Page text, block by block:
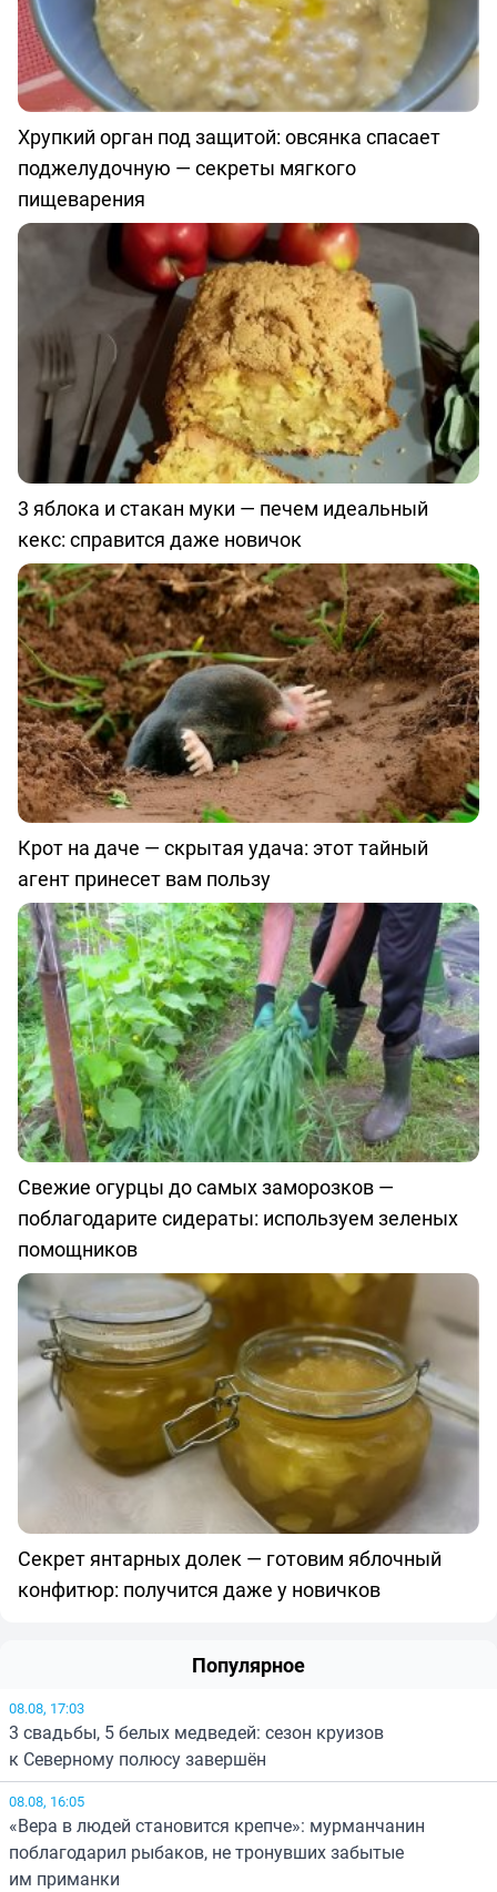
Хрупкий орган под защитой: овсянка спасает
поджелудочную — секреты мягкого
пищеварения
3 яблока и стакан муки — печем идеальный
кекс: справится даже новичок
Крот на даче — скрытая удача: этот тайный
агент принесет вам пользу
Свежие огурцы до самых заморозков —
поблагодарите сидераты: используем зеленых
помощников
Секрет янтарных долек — готовим яблочный
конфитюр: получится даже у новичков
Популярное
08.08, 17:03
3 свадьбы, 5 белых медведей: сезон круизов
к Северному полюсу завершён
08.08, 16:05
«Вера в людей становится крепче»: мурманчанин
поблагодарил рыбаков, не тронувших забытые
им приманки